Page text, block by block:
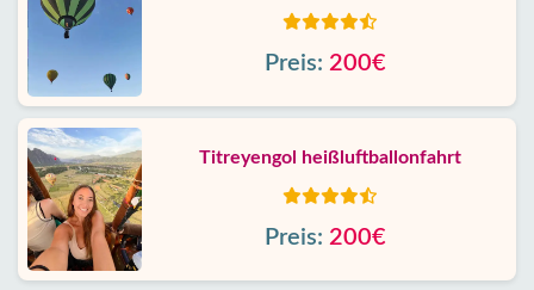
Preis: 200€
Titreyengol heißluftballonfahrt
Preis: 200€